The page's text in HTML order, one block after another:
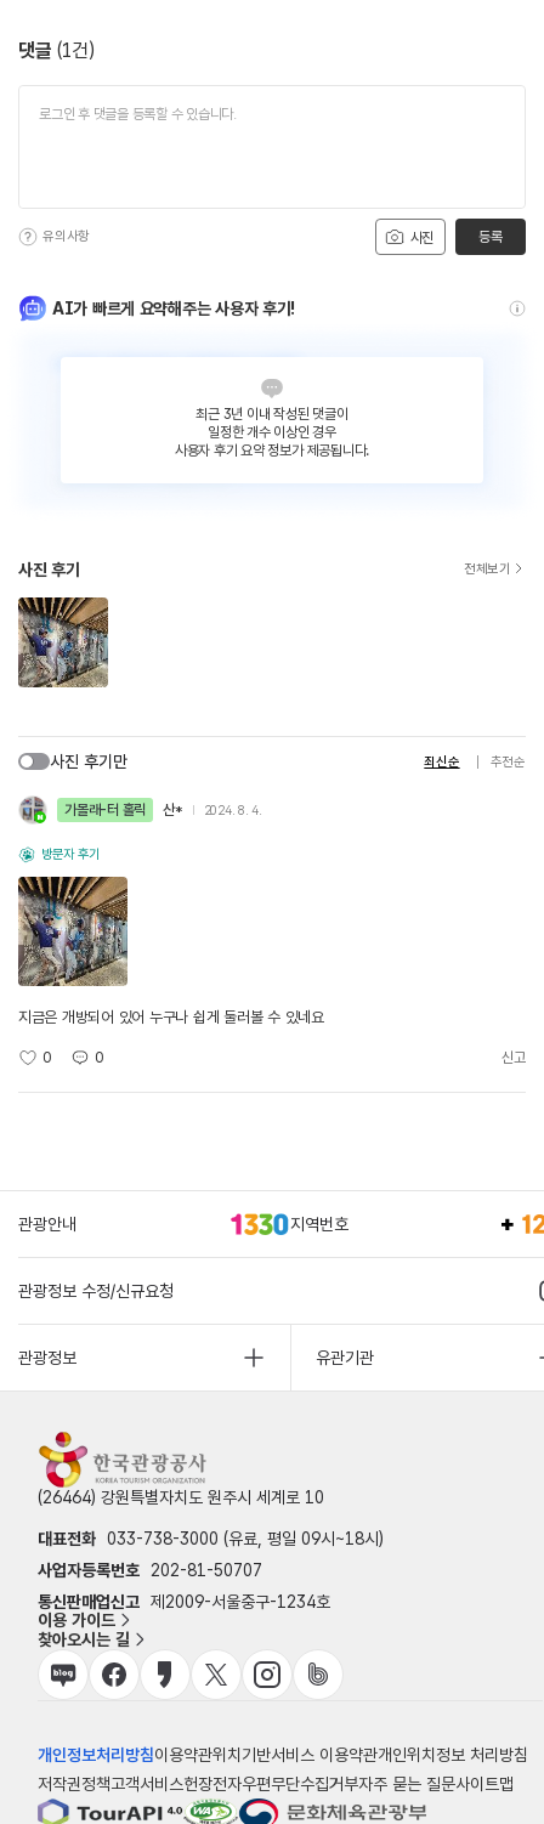
댓글 (1건)
사진
유의사항 등록
AI가 빠르게 요약해주는 사용자 후기!
최근 3년 이내 작성된 댓글이
일정한 개수 이상인 경우
사용자 후기 요약 정보가 제공됩니다.
사진 후기 전체보기
사진 후기만 최신순 추천순
가볼래-터 홀릭 산* 2024. 8. 4.
방문자 후기
지금은 개방되어 있어 누구나 쉽게 둘러볼 수 있네요
0 0 신고
관광안내 지역번호
관광정보 수정/신규요청
관광정보 유관기관
(26464) 강원특별자치도 원주시 세계로 10
대표전화 033-738-3000 (유료, 평일 09시~18시)
사업자등록번호
202-81-50707
통신판매업신고 제2009-서울중구-1234호
이용 가이드
찾아오시는 길
개인정보처리방침이용약관위치기반서비스 이용약관개인위치정보 처리방침
저작권정책고객서비스헌장전자우편무단수집거부자주 묻는 질문사이트맵